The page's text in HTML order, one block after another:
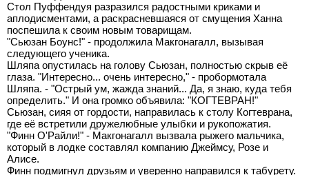
Стол Пуффендуя разразился радостными криками и
аплодисментами, а раскрасневшаяся от смущения Ханна
поспешила к своим новым товарищам.
"Сьюзан Боунс!" - продолжила Макгонагалл, вызывая
следующего ученика.
Шляпа опустилась на голову Сьюзан, полностью скрыв её
глаза. "Интересно... очень интересно," - пробормотала
Шляпа. - "Острый ум, жажда знаний... Да, я знаю, куда тебя
определить." И она громко объявила: "КОГТЕВРАН!"
Сьюзан, сияя от гордости, направилась к столу Когтеврана,
где её встретили дружелюбные улыбки и рукопожатия.
"Финн О'Райли!" - Макгонагалл вызвала рыжего мальчика,
который в лодке составлял компанию Джеймсу, Розе и
Алисе.
Финн подмигнул друзьям и уверенно направился к табурету.